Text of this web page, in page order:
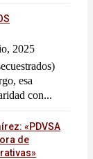
2025
esa
con...
«PDVSA
de